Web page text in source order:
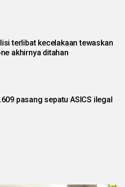
terlibat kecelakaan tewaskan
akhirnya ditahan
pasang sepatu ASICS ilegal